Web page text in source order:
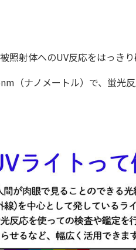
射体へのUV反応をはっきり
（ナノメートル）で、蛍光